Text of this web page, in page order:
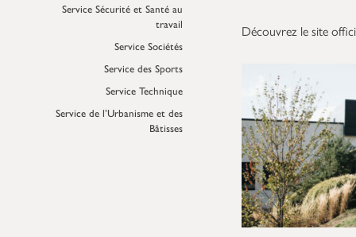
Service Sécurité et Santé au
travail
Service Sociétés
Service des Sports
Service Technique
Service de l’Urbanisme et des
Bâtisses
Découvrez le site